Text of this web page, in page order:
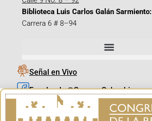
Biblioteca Luis Carlos Galán Sarmiento:
Carrera 6 # 8–94
Señal en Vivo
Facebook_@CamaraColombia
Instagram_@CamaraColombia